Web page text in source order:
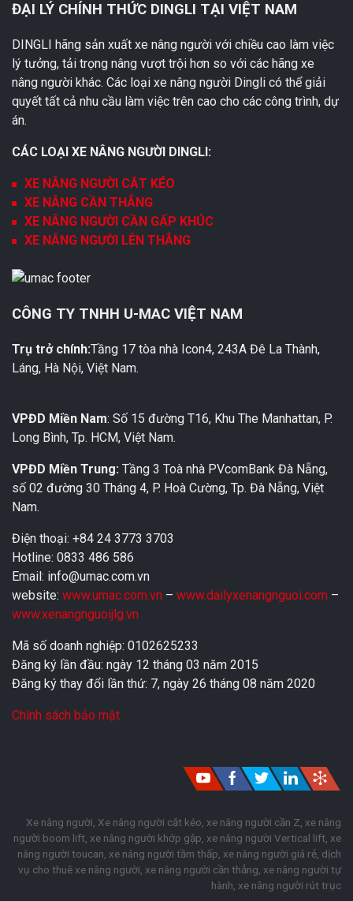
ĐẠI LÝ CHÍNH THỨC DINGLI TẠI VIỆT NAM
DINGLI hãng sản xuất xe nâng người với chiều cao làm việc
lý tưởng, tải trọng nâng vượt trội hơn so với các hãng xe
nâng người khác. Các loại xe nâng người Dingli có thể giải
quyết tất cả nhu cầu làm việc trên cao cho các công trình, dự
án.
CÁC LOẠI XE NÂNG NGƯỜI DINGLI:
XE NÂNG NGƯỜI CẮT KÉO
XE NÂNG CẦN THẲNG
XE NÂNG NGƯỜI CẦN GẤP KHÚC
XE NÂNG NGƯỜI LÊN THẲNG
CÔNG TY TNHH U-MAC VIỆT NAM
Trụ trở chính:Tầng 17 tòa nhà Icon4, 243A Đê La Thành,
Láng, Hà Nội, Việt Nam.
VPĐD Miền Nam: Số 15 đường T16, Khu The Manhattan, P.
Long Bình, Tp. HCM, Việt Nam.
VPĐD Miền Trung: Tầng 3 Toà nhà PVcomBank Đà Nẵng,
số 02 đường 30 Tháng 4, P. Hoà Cường, Tp. Đà Nẵng, Việt
Nam.
Điện thoại: +84 24 3773 3703
Hotline: 0833 486 586
Email: info@umac.com.vn
website: www.umac.com.vn – www.dailyxenangnguoi.com –
www.xenangnguoijlg.vn
Mã số doanh nghiệp: 0102625233
Đăng ký lần đầu: ngày 12 tháng 03 năm 2015
Đăng ký thay đổi lần thứ: 7, ngày 26 tháng 08 năm 2020
Chính sách bảo mật
Xe nâng người, Xe nâng người cắt kéo, xe nâng người cần Z, xe nâng
người boom lift, xe nâng người khớp gập, xe nâng người Vertical lift, xe
nâng người toucan, xe nâng người tầm thấp, xe nâng người giá rẻ, dịch
vụ cho thuê xe nâng người, xe nâng người cần thẳng, xe nâng người tự
hành, xe nâng người rút trục